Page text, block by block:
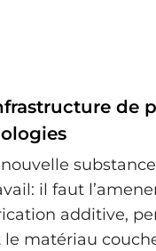
de
il faut
additive,
matériau